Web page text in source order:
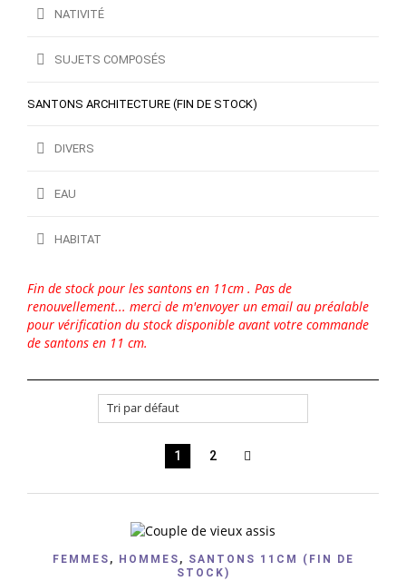
Fin de stock pour les santons en 11cm . Pas de
renouvellement... merci de m'envoyer un email au préalable
pour vérification du stock disponible avant votre commande
de santons en 11 cm.
1 2
FEMMES , HOMMES , SANTONS 11CM (FIN DE
STOCK)
NATIVITÉ
SUJETS COMPOSÉS
SANTONS ARCHITECTURE (FIN DE STOCK)
DIVERS
EAU
HABITAT